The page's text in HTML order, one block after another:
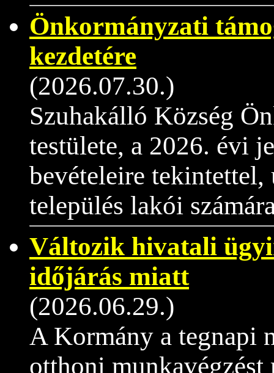
Önkormányzati
kezdetére
(2026.07.30.)
Szuhakálló Község
testülete, a 2026. évi
bevételeire tekintettel,
település lakói
Változik hivatali
időjárás miatt
(2026.06.29.)
A Kormány a tegnapi
otthoni